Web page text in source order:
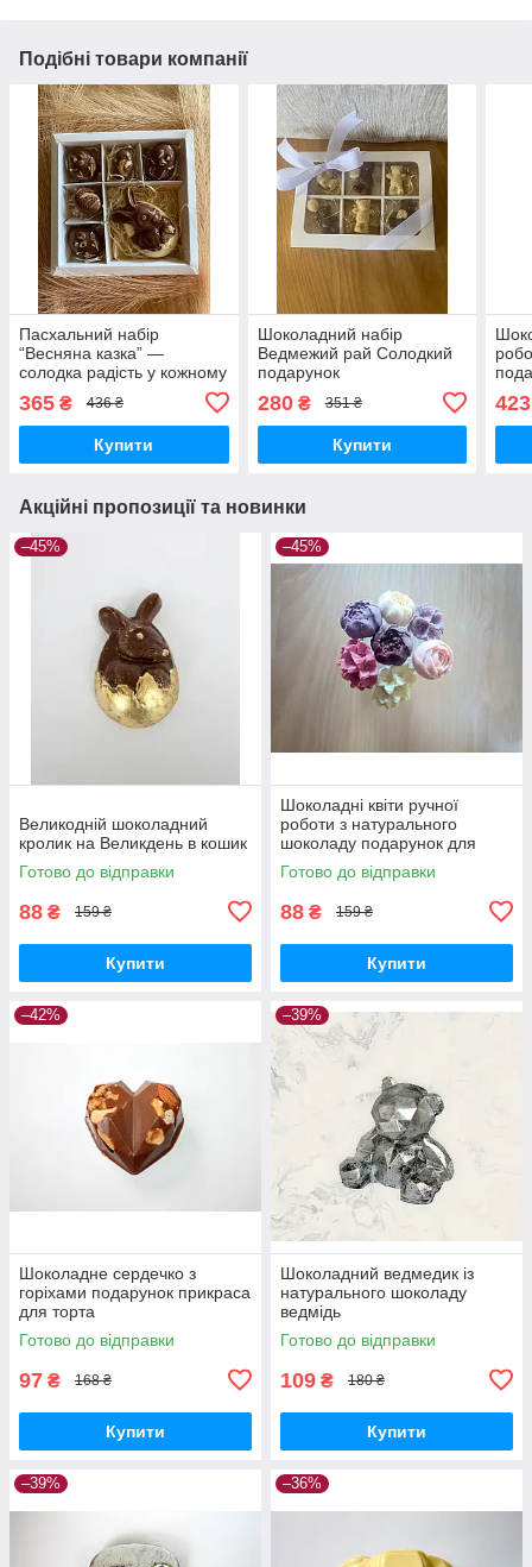
Подібні товари компанії
Пасхальний набір
“Весняна казка” —
солодка радість у кожному
365 ₴ 436 ₴
Купити
Шоколадний набір
Ведмежий рай Солодкий
подарунок
280₴ 351 ₴
Купити
423
Акційні пропозиції та новинки
–45%
Великодній шоколадний
кролик на Великдень в кошик
Готово до відправки
88 ₴ 159 ₴
Купити
–45%
Шоколадні квіти ручної
роботи з натурального
шоколаду подарунок для
тортів
Готово до відправки
88 ₴ 159 ₴
Купити
–42%
Шоколадне сердечко з
горіхами подарунок прикраса
для торта
Готово до відправки
97 ₴ 168 ₴
Купити
–39%
Шоколадний ведмедик із
натурального шоколаду
ведмідь
Готово до відправки
109 ₴ 180 ₴
Купити
–39% –36%